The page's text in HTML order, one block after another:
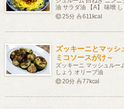
油 サラダ油 【A】 味噌
25分
611kcal
ズッキーニとマッシ
ミコソースがけ～
ズッキーニ マッシュル
しょう オリーブ油
20分
77kcal